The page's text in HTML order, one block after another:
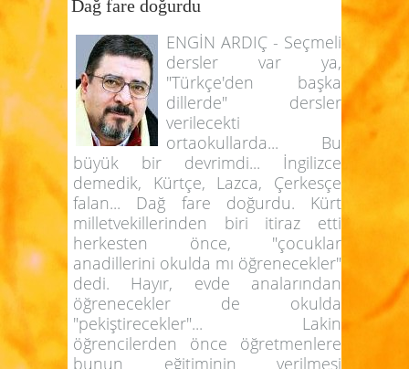
ENGİN ARDIÇ - Seçmeli
dersler var ya,
"Türkçe'den başka
dillerde" dersler
verilecekti
ortaokullarda... Bu
büyük bir devrimdi... İngilizce
demedik, Kürtçe, Lazca, Çerkesçe
falan... Dağ fare doğurdu. Kürt
milletvekillerinden biri itiraz etti
herkesten önce, "çocuklar
anadillerini okulda mı öğrenecekler"
dedi. Hayır, evde analarından
öğrenecekler de okulda
"pekiştirecekler"... Lakin
öğrencilerden önce öğretmenlere
bunun eğitiminin verilmesi